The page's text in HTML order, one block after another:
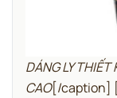
DÁNG LY
CAO[/caption]